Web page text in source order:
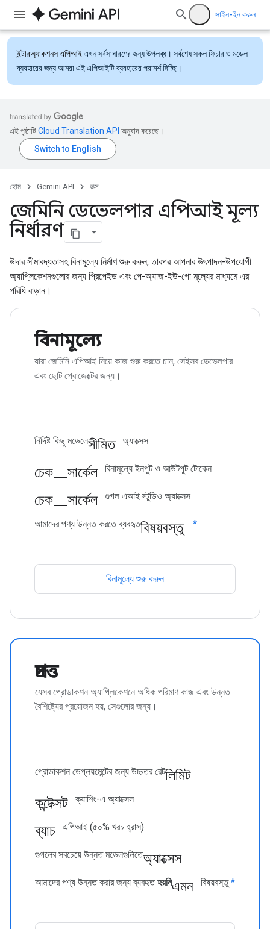
সাইন-ইন করুন
ইন্টারঅ্যাকশনস এপিআইএখন সর্বসাধারণের জন্য উপলব্ধ। সর্বশেষ সকল ফিচার ও মডেল
ব্যবহারের জন্য আমরা এই এপিআইটি ব্যবহারের পরামর্শ দিচ্ছি।
এই পৃষ্ঠাটিCloud Translation API অনুবাদ করেছে।
হোম Gemini API ডক্স
জেমিনি ডেভেলপার এপিআই মূল্য
নির্ধারণ
উদার সীমাবদ্ধতাসহ বিনামূল্যে নির্মাণ শুরু করুন, তারপর আপনার উৎপাদন-উপযোগী
অ্যাপ্লিকেশনগুলোর জন্য প্রিপেইড এবং পে-অ্যাজ-ইউ-গো মূল্যের মাধ্যমে এর
পরিধি বাড়ান।
বিনামূল্যে
যারা জেমিনি এপিআই নিয়ে কাজ শুরু করতে চান, সেইসব ডেভেলপার
এবং ছোট প্রোজেক্টের জন্য।
নির্দিষ্ট কিছু মডেলেসীমিত অ্যাক্সেস
চেক_সার্কেল বিনামূল্যে ইনপুট ও আউটপুট টোকেন
চেক_সার্কেল গুগল এআই স্টুডিও অ্যাক্সেস
আমাদের পণ্য উন্নত করতে ব্যবহৃতবিষয়বস্তু *
বিনামূল্যে শুরু করুন
প্রদত্ত
যেসব প্রোডাকশন অ্যাপ্লিকেশনে অধিক পরিমাণ কাজ এবং উন্নত
বৈশিষ্ট্যের প্রয়োজন হয়, সেগুলোর জন্য।
প্রোডাকশন ডেপ্লয়মেন্টের জন্য উচ্চতর রেটলিমিট
কন্টেক্সট
ক্যাশিং-এ অ্যাক্সেস
ব্যাচ এপিআই (৫০% খরচ হ্রাস)
গুগলের সবচেয়ে উন্নত মডেলগুলিতেঅ্যাক্সেস
আমাদের পণ্য উন্নত করার জন্য ব্যবহৃতহয়নিএমন বিষয়বস্তু *